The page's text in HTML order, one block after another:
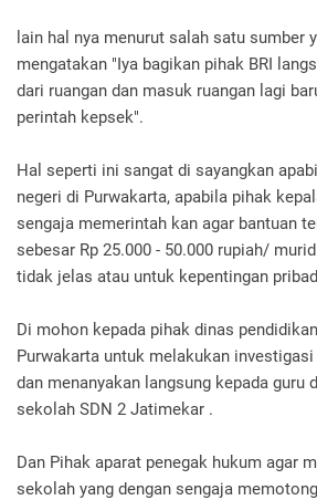
lain hal nya menurut salah satu sumber
mengatakan "Iya bagikan pihak BRI
dari ruangan dan masuk ruangan lagi
perintah kepsek".
Hal seperti ini sangat di sayangkan
negeri di Purwakarta, apabila pihak
sengaja memerintah kan agar bantuan
sebesar Rp 25.000 - 50.000 rupiah/
tidak jelas atau untuk kepentingan
Di mohon kepada pihak dinas
Purwakarta untuk melakukan
dan menanyakan langsung kepada guru
sekolah SDN 2 Jatimekar .
Dan Pihak aparat penegak hukum agar
sekolah yang dengan sengaja